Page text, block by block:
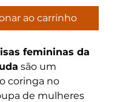
ao carrinho
femininas da
são um
coringa no
de mulheres